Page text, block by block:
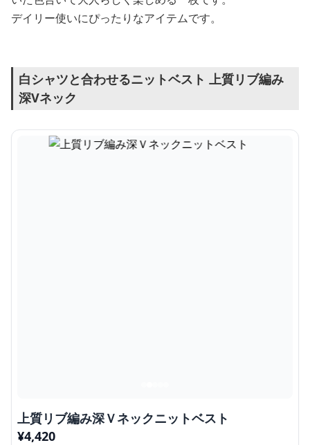
デイリー使いにぴったりなアイテムです。
白シャツと合わせるニットベスト 上質リブ編み
深Vネック
上質リブ編み深Ｖネックニットベスト
¥4,420